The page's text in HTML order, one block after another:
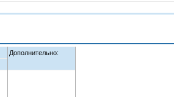
Дополнительно: